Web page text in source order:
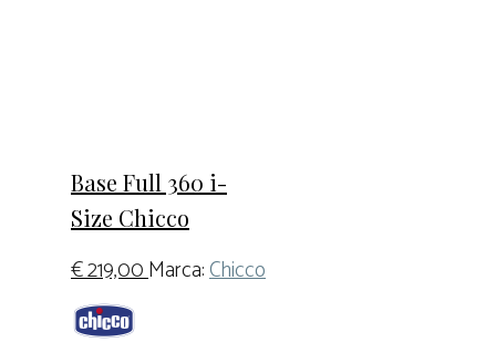
Base Full 360 i-
Size Chicco
€219,00Marca:Chicco